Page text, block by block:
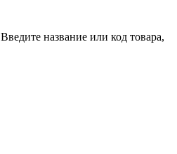
Введите название или код товара,